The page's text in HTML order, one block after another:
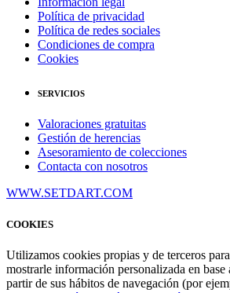
Política de privacidad
Política de redes sociales
Condiciones de compra
Cookies
SERVICIOS
Valoraciones gratuitas
Gestión de herencias
Asesoramiento de colecciones
Contacta con nosotros
WWW.SETDART.COM
COOKIES
Utilizamos cookies propias y de terceros
mostrarle información personalizada en
partir de sus hábitos de navegación (por